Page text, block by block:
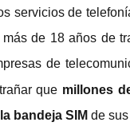
servicios de
de 18 años de
de
que millones
bandeja SIM de